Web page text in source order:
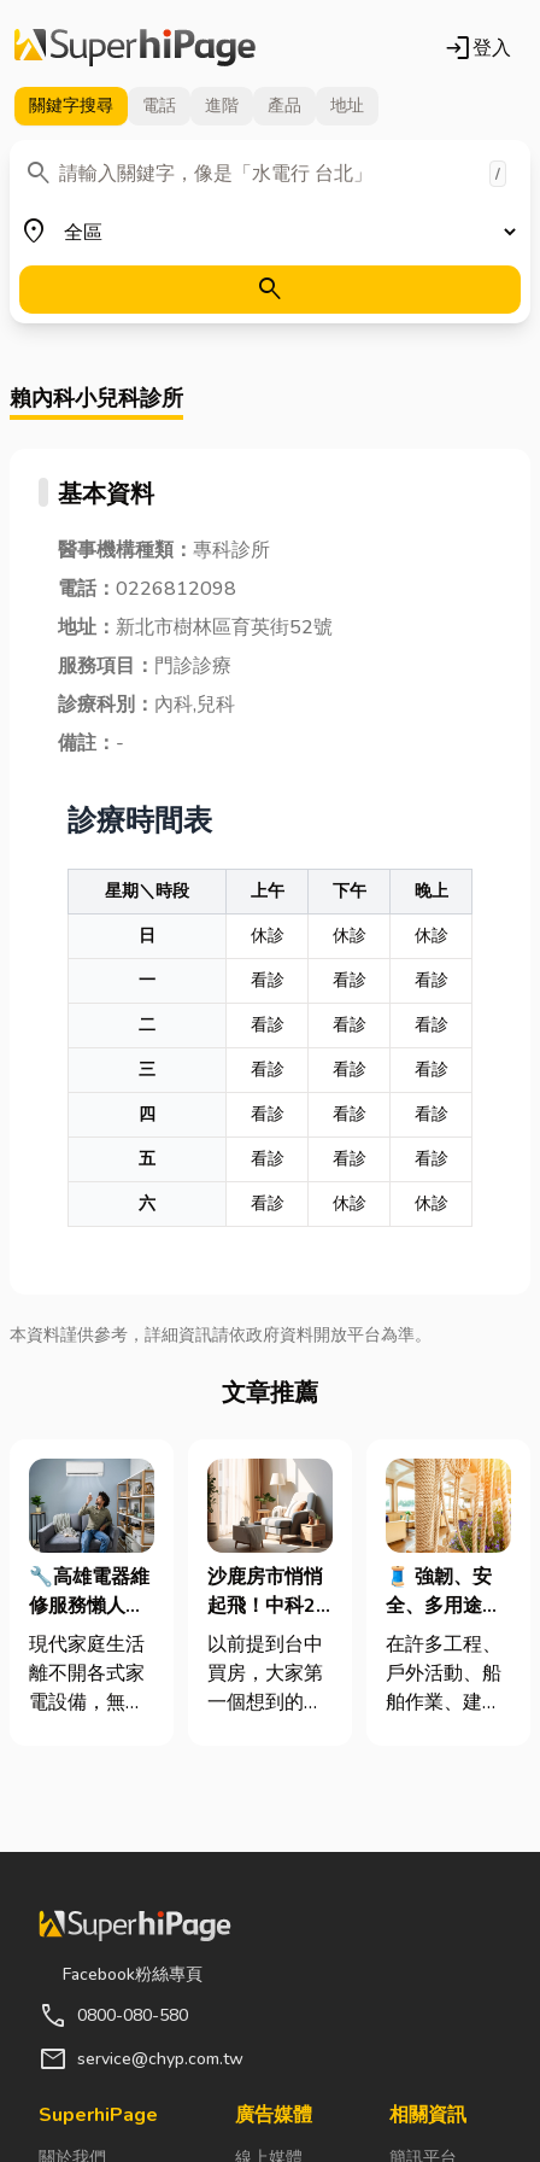
login登入
關鍵字搜尋 電話 進階 產品 地址
search
關鍵字 /
place
地區
search
賴內科小兒科診所
基本資料
醫事機構種類： 專科診所
電話： 0226812098
地址： 新北市樹林區育英街52號
服務項目： 門診診療
診療科別： 內科,兒科
備註： -
診療時間表
星期＼時段 上午 下午
晚上
日
休診 休診
休診
一
看診 看診
看診
二
看診 看診
看診
三
看診 看診
看診
四
看診 看診
看診
五
看診 看診
看診
六
看診 休診 休診
本資料謹供參考，詳細資訊請依政府資料開放平台為準。
文章推薦
🔧高雄電器維
修服務懶人包
｜冷氣、冰
箱、洗衣機專
業維修
現代家庭生活
離不開各式家
電設備，無論
還是每天幫助
衣機，一旦發
生故障，都可
能嚴重影響日
因此，選擇專
業的高雄電器
僅能快速排除
沙鹿房市悄悄
起飛！中科2
期＋台積電效
應發酵，現在
很多人開始看
以前提到台中
買房，大家第
一個想到的大
度越來越高
多人實際到沙
以前不一樣
通變方便，生
🧵 強韌、安
全、多用途！
從繩索到安全
網的全方位防
護應用指南
在許多工程、
戶外活動、船
舶作業、建築
網」其實都是
關係到安全、
Facebook粉絲專頁
call 0800-080-580
mail service@chyp.com.tw
SuperhiPage
關於我們
廣告媒體
線上媒體
相關資訊
簡訊平台